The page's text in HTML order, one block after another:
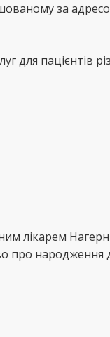
за
для пацієнтів
лікарем
про народження